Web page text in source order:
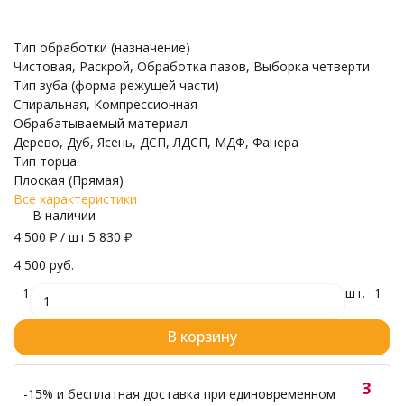
Тип обработки (назначение)
Чистовая, Раскрой, Обработка пазов, Выборка четверти
Тип зуба (форма режущей части)
Спиральная, Компрессионная
Обрабатываемый материал
Дерево, Дуб, Ясень, ДСП, ЛДСП, МДФ, Фанера
Тип торца
Плоская (Прямая)
Все характеристики
В наличии
4 500 ₽ / шт.5 830 ₽
4 500 руб.
1
шт. 1
В корзину
-15% и бесплатная доставка при единовременном
3